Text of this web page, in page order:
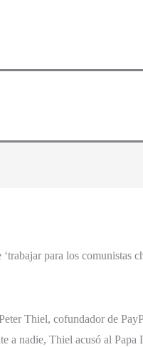
para los comunistas
Thiel, cofundador de
a nadie, Thiel acusó al